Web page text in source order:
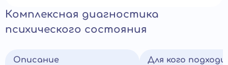
Комплексная диагностика
психического состояния
Описание Для кого